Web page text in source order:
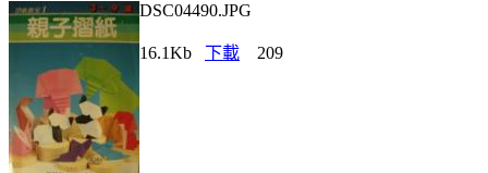
DSC04490.JPG
16.1Kb 下載 209